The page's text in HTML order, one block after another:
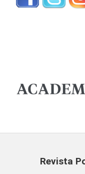
Revista